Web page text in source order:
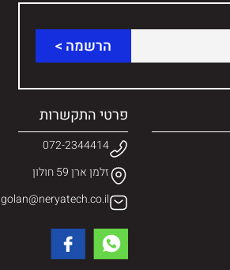
פרטי התקשרות
072-2344414
זלמן ארן 59 חולון
golan@neryatech.co.il